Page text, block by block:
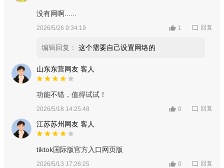
没有网啊......
2026/5/26 9:34:19 1 回复
编辑回复： 这个需要自己设置网络的
山东东营网友 客人
功能不错，值得试试！
2026/5/18 14:25:48 0 回复
江苏苏州网友 客人
tiktok国际版官方入口网页版
2026/5/13 17:26:25 0 回复